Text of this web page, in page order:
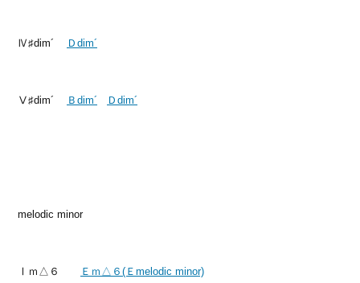
Ⅳ♯dim´ Ｄdim´
Ⅴ♯dim´ Ｂdim´ Ｄdim´
melodic minor
Ⅰｍ△６ Ｅｍ△６(Ｅmelodic minor)